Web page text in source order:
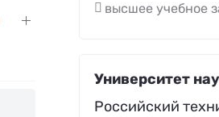
высшее учебное
Университет
Российский